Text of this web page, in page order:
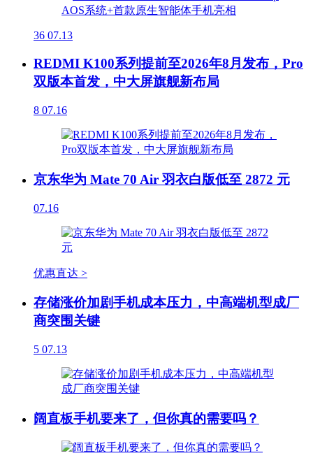
36 07.13
REDMI K100系列提前至2026年8月发布，Pro
双版本首发，中大屏旗舰新布局
8 07.16
京东华为 Mate 70 Air 羽衣白版低至 2872 元
07.16
优惠直达 >
存储涨价加剧手机成本压力，中高端机型成厂
商突围关键
5 07.13
阔直板手机要来了，但你真的需要吗？